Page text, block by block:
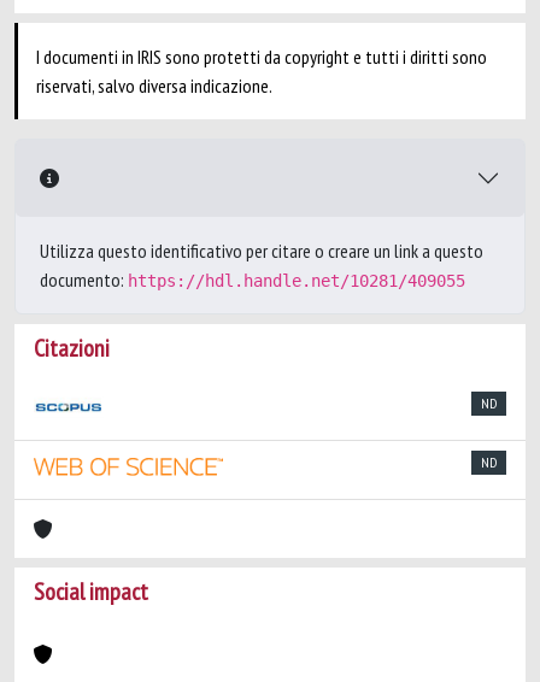
I documenti in IRIS sono protetti da copyright e tutti i diritti sono
riservati, salvo diversa indicazione.
Utilizza questo identificativo per citare o creare un link a questo
documento: https://hdl.handle.net/10281/409055
Citazioni
ND
ND
Social impact